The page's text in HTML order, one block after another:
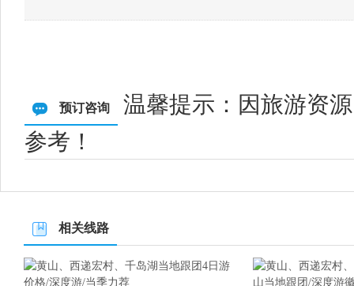
预订咨询
温馨提示：因旅游资
参考！
相关线路